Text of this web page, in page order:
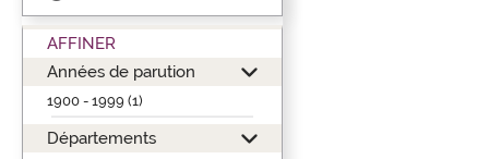
AFFINER
Années de parution
1900 - 1999 (1)
Départements